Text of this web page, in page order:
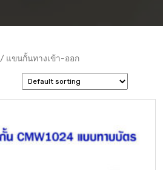
/ แขนกั้นทางเข้า-ออก